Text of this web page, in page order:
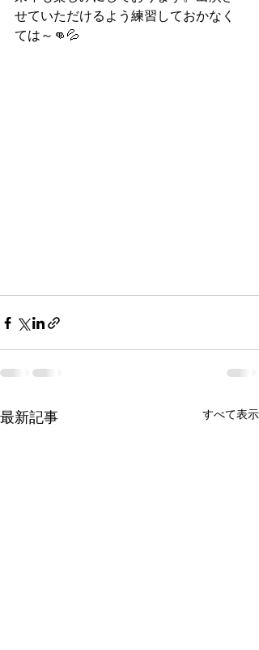
せていただけるよう練習しておかなく
ては～👊💦
最新記事 すべて表示